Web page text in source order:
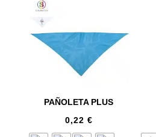
PAÑOLETA PLUS
0,22 €